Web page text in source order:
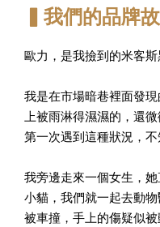
▍我們的品牌
歐力，是我撿到的米客斯
我是在市場暗巷裡面發
上被雨淋得濕濕的，還
第一次遇到這種狀況，不
我旁邊走來一個女生，
小貓，我們就一起去動
被車撞，手上的傷疑似